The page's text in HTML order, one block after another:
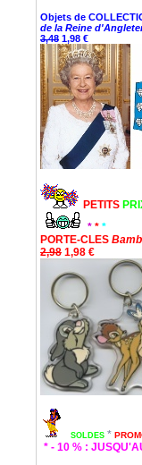
Objets de
de la Reine
3,48 1,98 €
PETITS
* * *
PORTE-CLES
2,98 1,98 €
SOLDES *
* - 10 % :